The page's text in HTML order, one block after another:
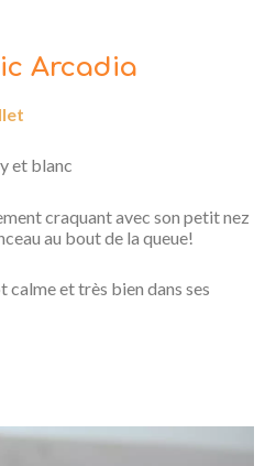
Arcadia
et blanc
craquant avec son petit nez
au bout de la queue!
et très bien dans ses